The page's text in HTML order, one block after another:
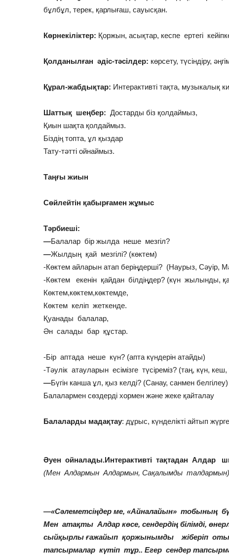
бұлбұл, терек, қарлығаш, сауысқан.
Көрнекіліктер: Қоржын, асықтар, кеспе ертегі
Қолданылған әдіс-тәсілдер: көрсету, түсіндіру,
Құрал-жабдықтар: Интерактивті тақта, музыкалық
Шаттық шеңбер: Достарды біз қолдаймыз,
Қиын шақта қолдаймыз.
Біздің топта, ұл қыздар
Тату-тәтті ойнаймыз.
Таңғы жиын
Сөйлейтін қабырғамен жұмыс
Тәрбиеші:
—Балалар бір жылда неше мезгіл?
—Жылдың қай мезгілі? (көктем)
-Көктем айларын атап беріңдерші? (Наурыз, Сәуір,
-Көктем екенін қайдан білдіңдер? (күн жылынды,
Көктем,көктем,көктемде,
Көктем келіп жеткенде.
Қуанады балалар,
Ән салады бар құстар.
-Бір аптада неше күн? (апта күндерін атайды)
-Тәулік атауларын есімізге түсіреміз? (таң, күн, кеш,
—Бүгін канша ұл, қыз келді? (Санау, санмен белгілеу)
Балалармен сөздерді хормен және жеке қайталау
Балаларды мадақтау: дұрыс, күнделікті айтып
Әуен ойналады.Интерактивті тақтадан Алдар
(Мен Алдармын Алдармын, Сақалымды талдармын)
—«Сәлеметсіңдер ме, «Айналайын» тобының
Мен атақты Алдар көсе, сендердің білімді,
сыйқырлы ғажайып қоржынымды жіберіп
тапсырмалар күтіп тұр.. Егер сендер